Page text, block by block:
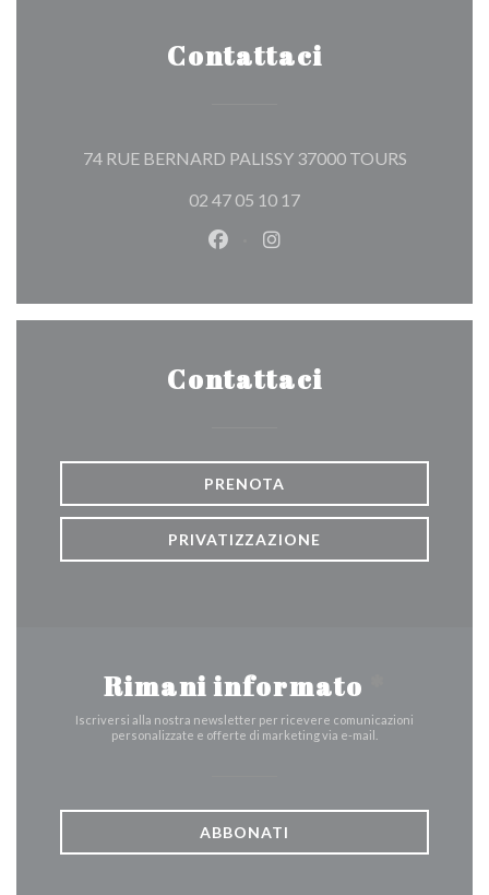
Contattaci
74 RUE BERNARD PALISSY 37000 TOURS((apre una
02 47 05 10 17
Facebook ((apre una nuova
Instagram ((apre una
Contattaci
PRENOTA
PRIVATIZZAZIONE
Rimani informato
Iscriversi alla nostra newsletter per ricevere comunicazioni
personalizzate e offerte di marketing via e-mail.
ABBONATI